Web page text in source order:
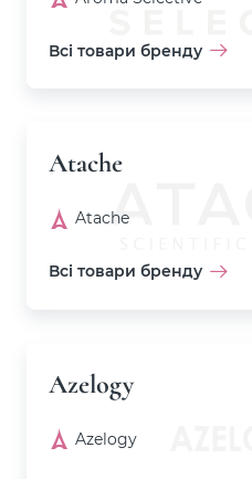
Всі товари бренду
Atache
Atache
Всі товари бренду
Azelogy
Azelogy